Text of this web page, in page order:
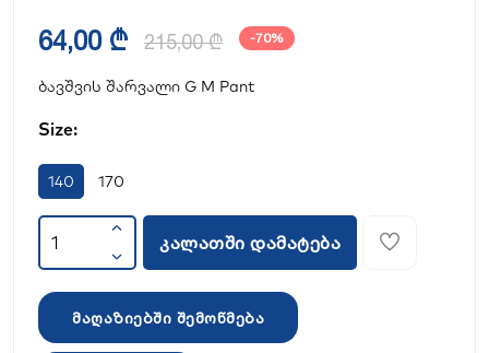
64,00 ₾ 215,00 ₾ -70%
ბავშვის შარვალი G M Pant
Size:
140 170
კალათში დამატება
მაღაზიებში შემოწმება